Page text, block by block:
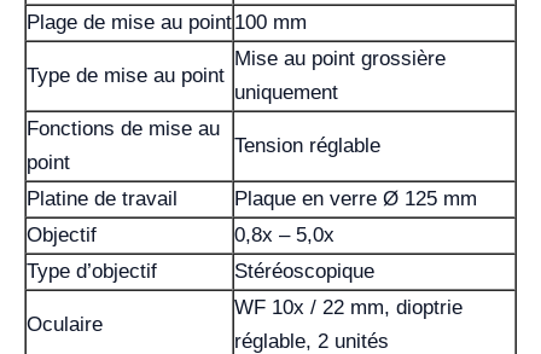
Plage de mise au point100 mm
Type de mise au point
Mise au point grossière
uniquement
Fonctions de mise au
point
Tension réglable
Platine de travail
Plaque en verre Ø 125 mm
Objectif
0,8x – 5,0x
Type d’objectif
Stéréoscopique
Oculaire
WF 10x / 22 mm, dioptrie
réglable, 2 unités